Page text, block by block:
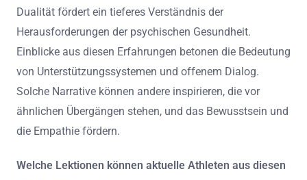
Dualität fördert ein tieferes Verständnis der
Herausforderungen der psychischen Gesundheit.
Einblicke aus diesen Erfahrungen betonen die Bedeutung
von Unterstützungssystemen und offenem Dialog.
Solche Narrative können andere inspirieren, die vor
ähnlichen Übergängen stehen, und das Bewusstsein und
die Empathie fördern.
Welche Lektionen können aktuelle Athleten aus diesen